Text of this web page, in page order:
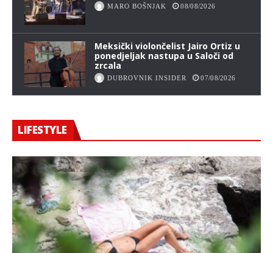
MARO BOŠNJAK 08/08/2026
Meksički violončelist Jairo Ortiz u
ponedjeljak nastupa u Saloči od
zrcala
DUBROVNIK INSIDER 07/08/2026
LIFESTYLE